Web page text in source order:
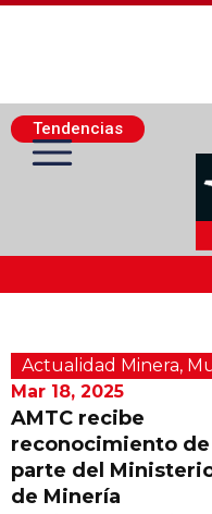
Tendencias
Actualidad Minera
Minería Superficie
Minerí­a Subterránea
Actualidad Minera,
Mar 18, 2025
AMTC recibe
reconocimiento de
parte del
de Minería